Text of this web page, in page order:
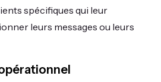
spécifiques qui leur
leurs messages ou leurs